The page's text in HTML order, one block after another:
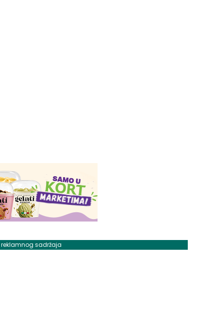
reklamnog sadržaja